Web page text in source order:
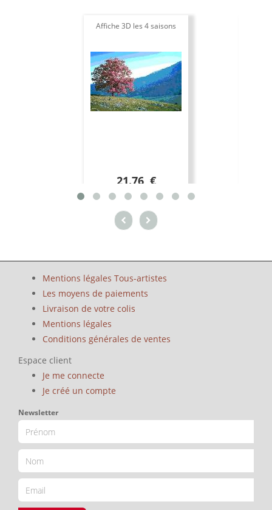
Affiche 3D les 4 saisons
21.76 €
Mentions légales Tous-artistes
Les moyens de paiements
Livraison de votre colis
Mentions légales
Conditions générales de ventes
Espace client
Je me connecte
Je créé un compte
Newsletter